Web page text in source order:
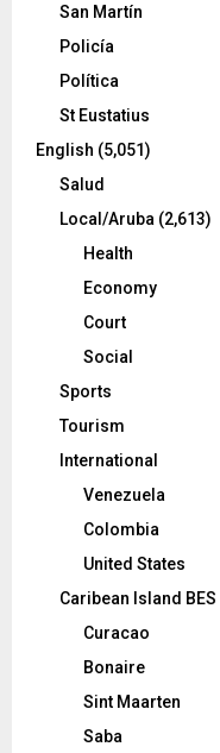
San Martín
Policía
Política
St Eustatius
English (5,051)
Salud
Local/Aruba (2,613)
Health
Economy
Court
Social
Sports
Tourism
International
Venezuela
Colombia
United States
Caribean Island BES
Curacao
Bonaire
Sint Maarten
Saba